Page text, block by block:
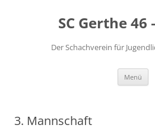
SC Gerthe 46
Der Schachverein für
Menü
3. Mannschaft